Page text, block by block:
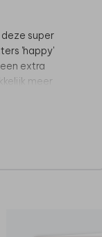
super
'happy'
extra
meer
= de